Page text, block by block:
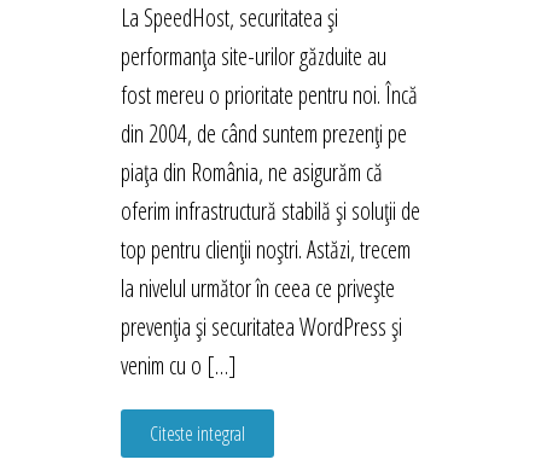
La SpeedHost, securitatea și
performanța site-urilor găzduite au
fost mereu o prioritate pentru noi. Încă
din 2004, de când suntem prezenți pe
piața din România, ne asigurăm că
oferim infrastructură stabilă și soluții de
top pentru clienții noștri. Astăzi, trecem
la nivelul următor în ceea ce privește
prevenția și securitatea WordPress și
venim cu o […]
Citeste integral